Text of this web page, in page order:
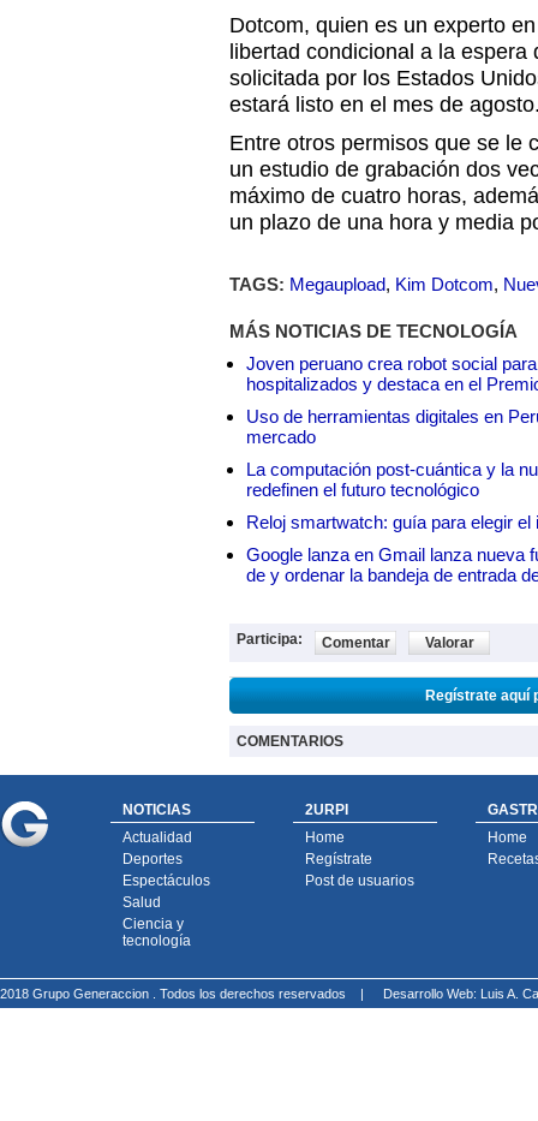
Dotcom, quien es un experto
libertad condicional a la
solicitada por los Estados
estará listo en el mes de
Entre otros permisos que se le
un estudio de grabación dos
máximo de cuatro horas,
un plazo de una hora y media
TAGS: Megaupload, Kim Dotcom,
MÁS NOTICIAS DE TECNOLOGÍA
Joven peruano crea robot social
hospitalizados y destaca en el
Uso de herramientas digitales en
mercado
La computación post-cuántica y la
redefinen el futuro tecnológico
Reloj smartwatch: guía para elegir el
Google lanza en Gmail lanza nueva
de y ordenar la bandeja de entrada
Participa: Comentar Valorar
Regístrate aquí
COMENTARIOS
NOTICIAS
Actualidad
Deportes
Espectáculos
Salud
Ciencia y
tecnología
2URPI
Home
Regístrate
Post de usuarios
Home
2018 Grupo Generaccion . Todos los derechos reservados | Desarrollo Web: Luis